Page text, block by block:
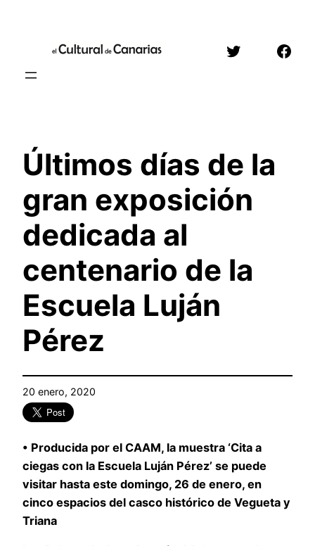
contenido
Twitter
Últimos días de la
gran exposición
dedicada al
centenario de la
Escuela Luján
Pérez
20 enero, 2020
• Producida por el CAAM, la muestra ‘Cita a
ciegas con la Escuela Luján Pérez’ se puede
visitar hasta este domingo, 26 de enero, en
cinco espacios del casco histórico de Vegueta y
Triana